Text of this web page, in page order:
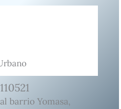
barrio Yomasa,